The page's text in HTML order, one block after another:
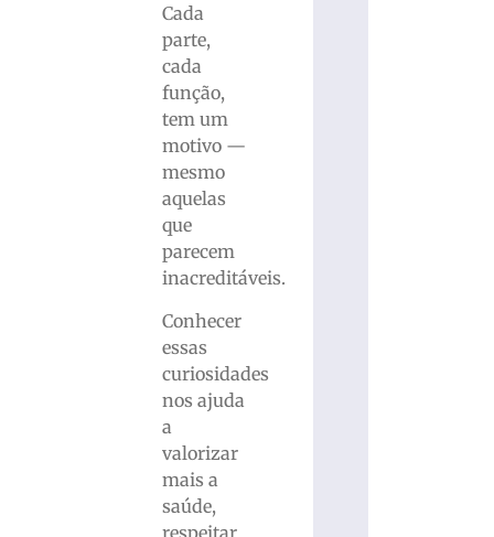
Cada
parte,
cada
função,
tem um
motivo —
mesmo
aquelas
que
parecem
inacreditáveis.
Conhecer
essas
curiosidades
nos ajuda
a
valorizar
mais a
saúde,
respeitar